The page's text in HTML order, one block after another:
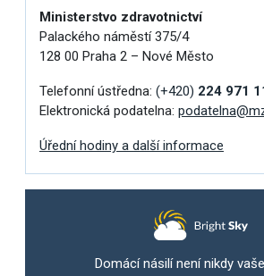
Ministerstvo zdravotnictví
Palackého náměstí 375/4
128 00 Praha 2 – Nové Město
Telefonní ústředna: (+420) 224 971
Elektronická podatelna:
Úřední hodiny a další informace
Domácí násilí není nikdy